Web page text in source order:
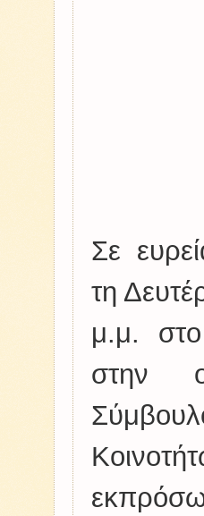
Σε
τη
μ.μ.
στην